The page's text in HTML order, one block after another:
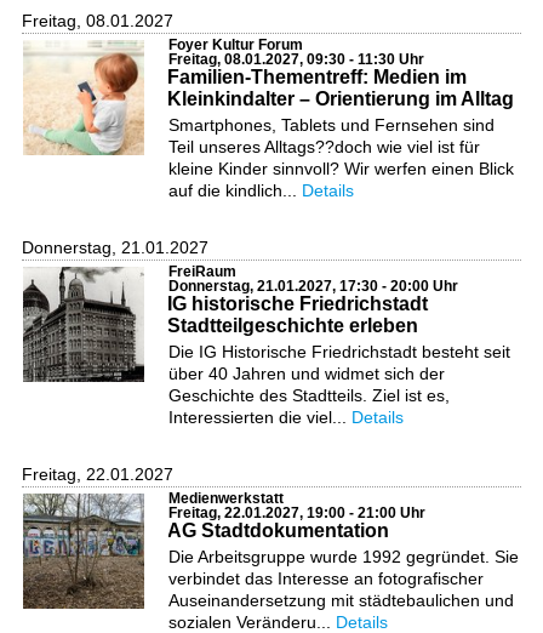
Freitag, 08.01.2027
Foyer Kultur Forum
Freitag, 08.01.2027, 09:30 - 11:30 Uhr
Familien-Thementreff: Medien im
Kleinkindalter – Orientierung im Alltag
Smartphones, Tablets und Fernsehen sind
Teil unseres Alltags??doch wie viel ist für
kleine Kinder sinnvoll? Wir werfen einen Blick
auf die kindlich... Details
Donnerstag, 21.01.2027
FreiRaum
Donnerstag, 21.01.2027, 17:30 - 20:00 Uhr
IG historische Friedrichstadt
Stadtteilgeschichte erleben
Die IG Historische Friedrichstadt besteht seit
über 40 Jahren und widmet sich der
Geschichte des Stadtteils. Ziel ist es,
Interessierten die viel... Details
Freitag, 22.01.2027
Medienwerkstatt
Freitag, 22.01.2027, 19:00 - 21:00 Uhr
AG Stadtdokumentation
Die Arbeitsgruppe wurde 1992 gegründet. Sie
verbindet das Interesse an fotografischer
Auseinandersetzung mit städtebaulichen und
sozialen Veränderu... Details